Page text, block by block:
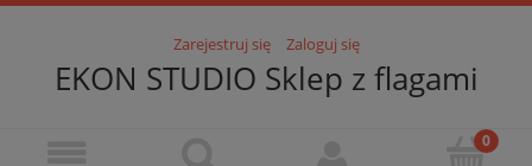
Zarejestruj się Zaloguj się
EKON STUDIO Sklep z flagami